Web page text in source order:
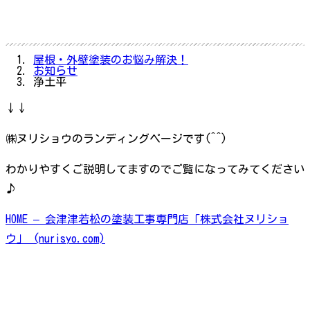
屋根・外壁塗装のお悩み解決！
お知らせ
浄土平
↓↓
㈱ヌリショウのランディングページです(^^)
わかりやすくご説明してますのでご覧になってみてください
♪
HOME – 会津津若松の塗装工事専門店「株式会社ヌリショ
ウ」 (nurisyo.com)